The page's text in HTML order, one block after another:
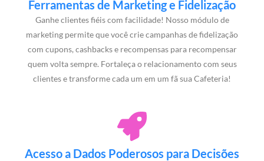
Ferramentas de Marketing e Fidelização
Ganhe clientes fiéis com facilidade! Nosso módulo de
marketing permite que você crie campanhas de fidelização
com cupons, cashbacks e recompensas para recompensar
quem volta sempre. Fortaleça o relacionamento com seus
clientes e transforme cada um em um fã sua Cafeteria!
Acesso a Dados Poderosos para Decisões